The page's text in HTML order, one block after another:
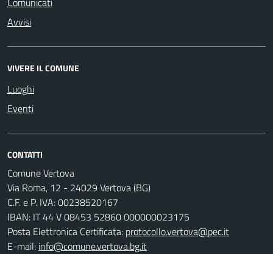
Avvisi
VIVERE IL COMUNE
Luoghi
Eventi
CONTATTI
Comune Vertova
Via Roma, 12 - 24029 Vertova (BG)
C.F. e P. IVA: 00238520167
IBAN: IT 44 V 08453 52860 000000023175
Posta Elettronica Certificata: protocollo.vertova@pec.it
E-mail: info@comune.vertova.bg.it